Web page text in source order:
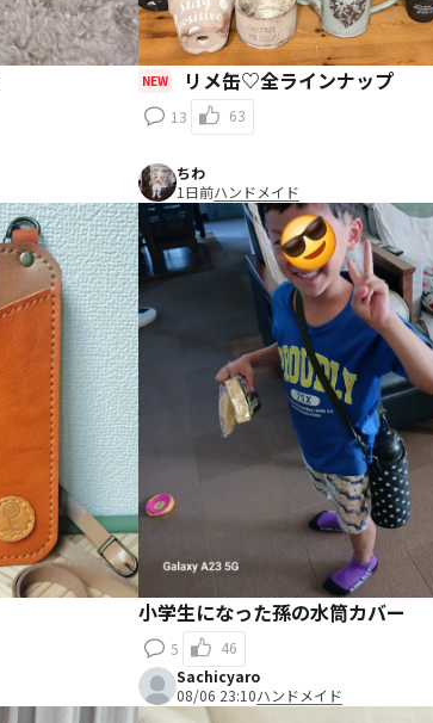
NEW リメ缶♡全ラインナップ
13 63
ちわ
1日前ハンドメイド
小学生になった孫の水筒カバー
5 46
Sachicyaro
08/06 23:10ハンドメイド